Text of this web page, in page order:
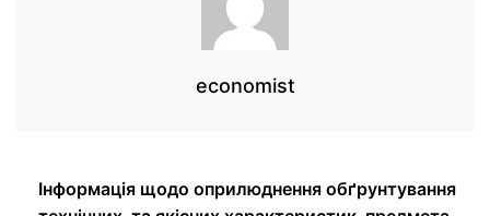
economist
Інформація щодо оприлюднення обґрунтування